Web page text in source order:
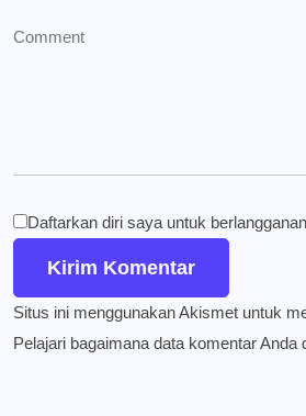
Daftarkan diri saya untuk
Situs ini menggunakan Akismet untuk
Pelajari bagaimana data komentar Anda